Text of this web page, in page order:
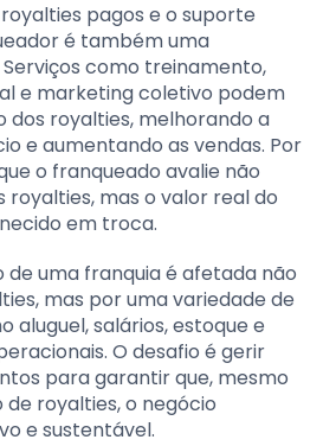
pagos e o suporte
é também uma
como treinamento,
e marketing coletivo podem
dos royalties, melhorando a
e aumentando as vendas. Por
o franqueado avalie não
royalties, mas o valor real do
em troca.
uma franquia é afetada não
mas por uma variedade de
aluguel, salários, estoque e
O desafio é gerir
para garantir que, mesmo
royalties, o negócio
e sustentável.